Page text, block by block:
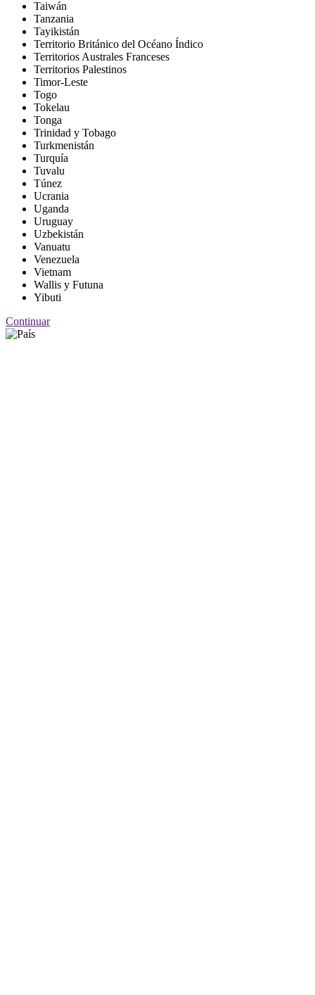
Taiwán
Tanzania
Tayikistán
Territorio Británico del Océano Índico
Territorios Australes Franceses
Territorios Palestinos
Timor-Leste
Togo
Tokelau
Tonga
Trinidad y Tobago
Turkmenistán
Turquía
Tuvalu
Túnez
Ucrania
Uganda
Uruguay
Uzbekistán
Vanuatu
Venezuela
Vietnam
Wallis y Futuna
Yibuti
Continuar